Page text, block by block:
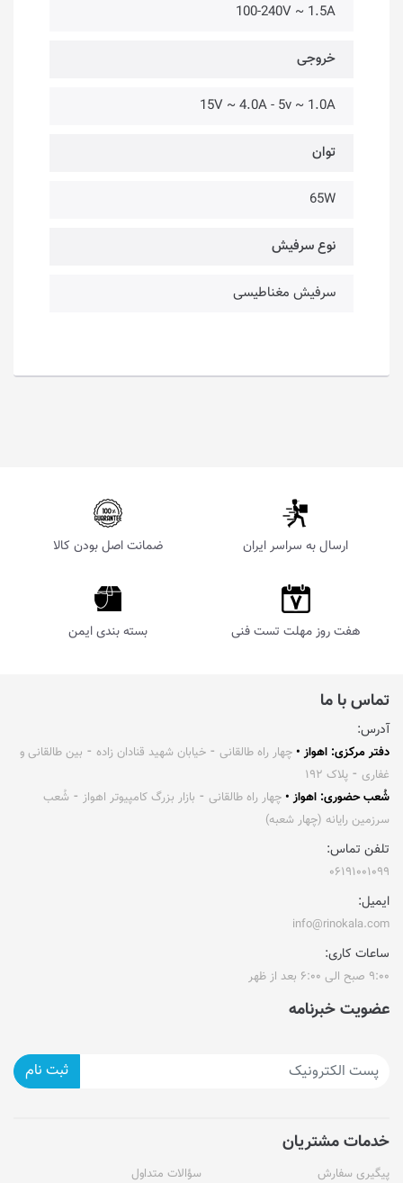
100-240V ~ 1.5A
خروجی
15V ~ 4.0A - 5v ~ 1.0A
توان
65W
نوع سرفیش
سرفیش مغناطیسی
ارسال به سراسر ایران ضمانت اصل بودن کالا
هفت روز مهلت تست فنی بسته بندی ایمن
تماس با ما
آدرس:
دفتر مرکزی: اهواز • چهار راه طالقانی ⁃ خیابان شهید قنادان زاده ⁃ بین طالقانی و
غفاری ⁃ پلاک ۱۹۲
شُعب حضوری: اهواز • چهار راه طالقانی ⁃ بازار بزرگ کامپیوتر اهواز ⁃ شُعب
سرزمین رایانه (چهار شعبه)
تلفن تماس:
۰۶۱۹۱۰۰۱۰۹۹
ایمیل:
info@rinokala.com
ساعات کاری:
۹:۰۰ صبح الی ۶:۰۰ بعد از ظهر
عضویت خبرنامه
ثبت نام
خدمات مشتریان
پیگیری سفارش سؤالات متداول